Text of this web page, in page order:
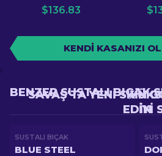
$136.83
$
KENDI KASANIZI
IYI
SAVAŞ'TA YENI SKIN
EDIN
BENZER SUSTALI BIÇAK
SUSTALI BIÇAK
BLUE STEEL